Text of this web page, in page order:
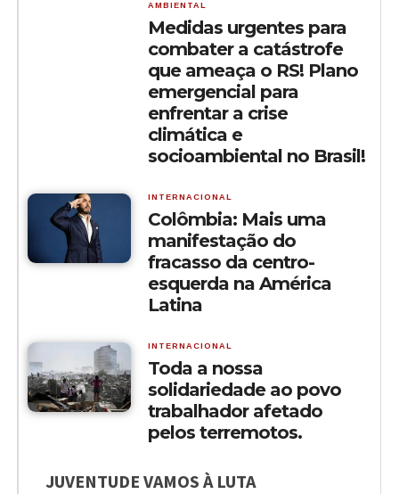
AMBIENTAL
Medidas urgentes para
combater a catástrofe
que ameaça o RS! Plano
emergencial para
enfrentar a crise
climática e
socioambiental no Brasil!
INTERNACIONAL
Colômbia: Mais uma
manifestação do
fracasso da centro-
esquerda na América
Latina
INTERNACIONAL
Toda a nossa
solidariedade ao povo
trabalhador afetado
pelos terremotos.
JUVENTUDE VAMOS À LUTA